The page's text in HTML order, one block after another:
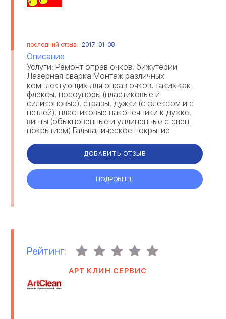
последний отзыв: 2017-01-08
Описание
Услуги: Ремонт оправ очков, бижутерии
Лазерная сварка Монтаж различных
комплектующих для оправ очков, таких как:
флексы, носоупоры (пластиковые и
силиконовые), стразы, дужки (с флексом и с
петлей), пластиковые наконечники к дужке,
винты (обыкновенные и удлиненные с спец.
покрытием) Гальваническое покрытие
ДОБАВИТЬ ОТЗЫВ
ПОДРОБНЕЕ
Рейтинг:
АРТ КЛИН СЕРВИС